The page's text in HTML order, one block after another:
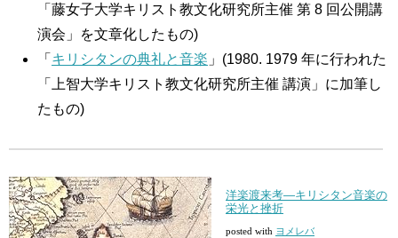
「藤女子大学キリスト教文化研究所主催 第 8 回公開講
演会」を文章化したもの)
「 キリシタンの典礼と音楽 」(1980. 1979 年に行われた
「上智大学キリスト教文化研究所主催 講演」に加筆し
たもの)
洋楽渡来考―キリシタン音楽の
栄光と挫折
posted with ヨメレバ